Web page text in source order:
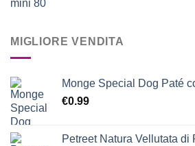
MIGLIORE VENDITA
Monge Special Dog Paté
€0.99
Petreet Natura Vellutata di